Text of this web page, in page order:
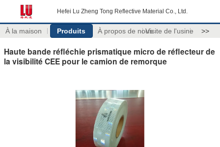
Hefei Lu Zheng Tong Reflective Material Co., Ltd.
À la maison Produits À propos de nousVisite de l'usine >>
Haute bande réfléchie prismatique micro de réflecteur de
la visibilité CEE pour le camion de remorque